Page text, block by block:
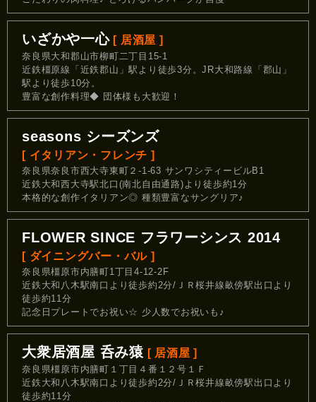
いざかや一心 [ 居酒屋 ]
奈良県大和郡山市柳町二丁目15-1
近鉄橿原線「近鉄郡山」駅より徒歩3分。JR大和路線「郡山」
駅より徒歩10分。
豊富な創作料理◆ 団体様も大歓迎！
seasons シーズンズ
[ イタリアン・フレンチ ]
奈良県奈良市西大寺東町２-1-63 サンワシティービルB1
近鉄大和西大寺駅北口(南北自由通路)より徒歩約1分
本格的な創作イタリアン◎ 種類豊富なサングリア♪
FLOWER SINCE フラワーシンス 2014
[ ダイニングバー・バル ]
奈良県橿原市内膳町1丁目4-12-2F
近鉄大和八木駅南口より徒歩約2分/ＪＲ桜井線畝傍駅出口より
徒歩約11分
記念日プレートでお祝い☆ 少人数でお祝いも♪
大衆居酒屋 呑み猿 [ 居酒屋 ]
奈良県橿原市内膳町１丁目４番１２号１Ｆ
近鉄大和八木駅南口より徒歩約2分/ＪＲ桜井線畝傍駅出口より
徒歩約11分